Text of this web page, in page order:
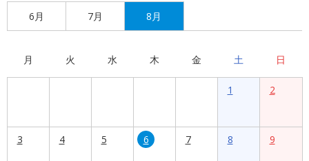
6月 7月 8月
月 火 水 木 金 土 日
1 2
3 4 5 6 7 8 9